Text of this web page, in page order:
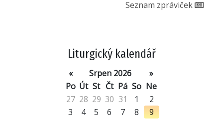
Seznam zpráviček
Liturgický kalendář
« Srpen 2026
»
Po Út St Čt Pá So Ne
27 28 29 30 31 1
2
3
4 5 6 7 8
9